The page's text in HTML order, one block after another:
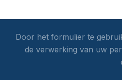
Door het formulier te
de verwerking van uw